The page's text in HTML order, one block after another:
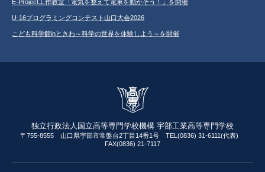
E-Project工作教室「電気を整えて電車を動かそう！」を開催
U-16プログラミングコンテスト山口大会2026
こども科学館inときわ～科学の世界を体験しよう～を開催
独立行政法人国立高等専門学校機構 宇部工業高等専門学校
〒755-8555 山口県宇部市常盤台2丁目14番1号 TEL(0836) 31-6111(代表)
FAX(0836) 21-7117